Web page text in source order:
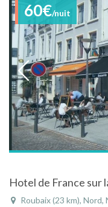
60€/nuit
Hotel de France sur
Roubaix (23 km), Nord,